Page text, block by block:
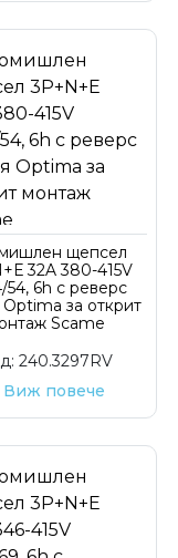
щепсел
32A 380-415V
54, 6h с реверс
за открит
Scame
240.3297RV
Виж повече